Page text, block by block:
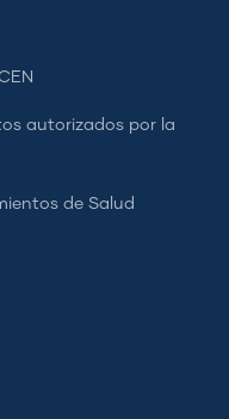
autorizados por la
de Salud